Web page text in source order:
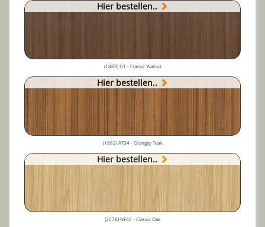
Hier bestellen..
(1883) D1 - Classic Walnut
Hier bestellen..
(1862) AT04 - Orangey Teak
Hier bestellen..
(2076) NF40 - Classic Oak